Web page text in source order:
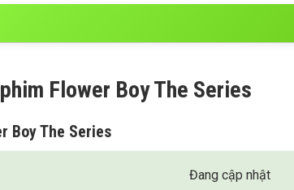
Flower Boy The Series
Boy The Series
Đang cập nhật